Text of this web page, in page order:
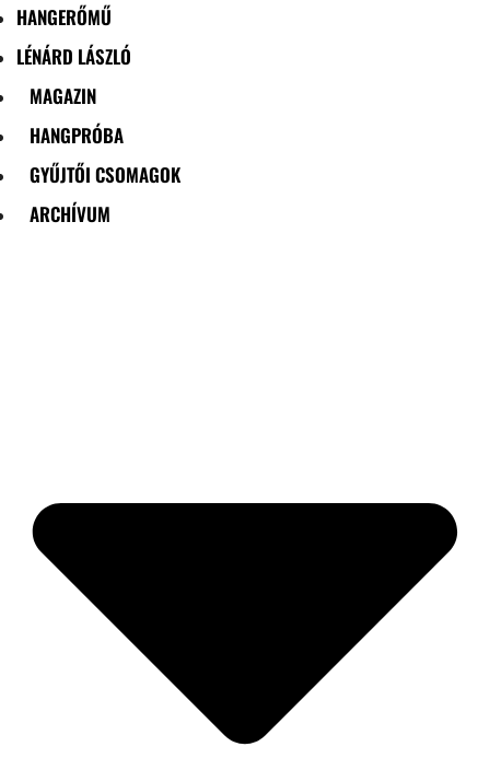
HANGERŐMŰ
LÉNÁRD LÁSZLÓ
MAGAZIN
HANGPRÓBA
GYŰJTŐI CSOMAGOK
ARCHÍVUM